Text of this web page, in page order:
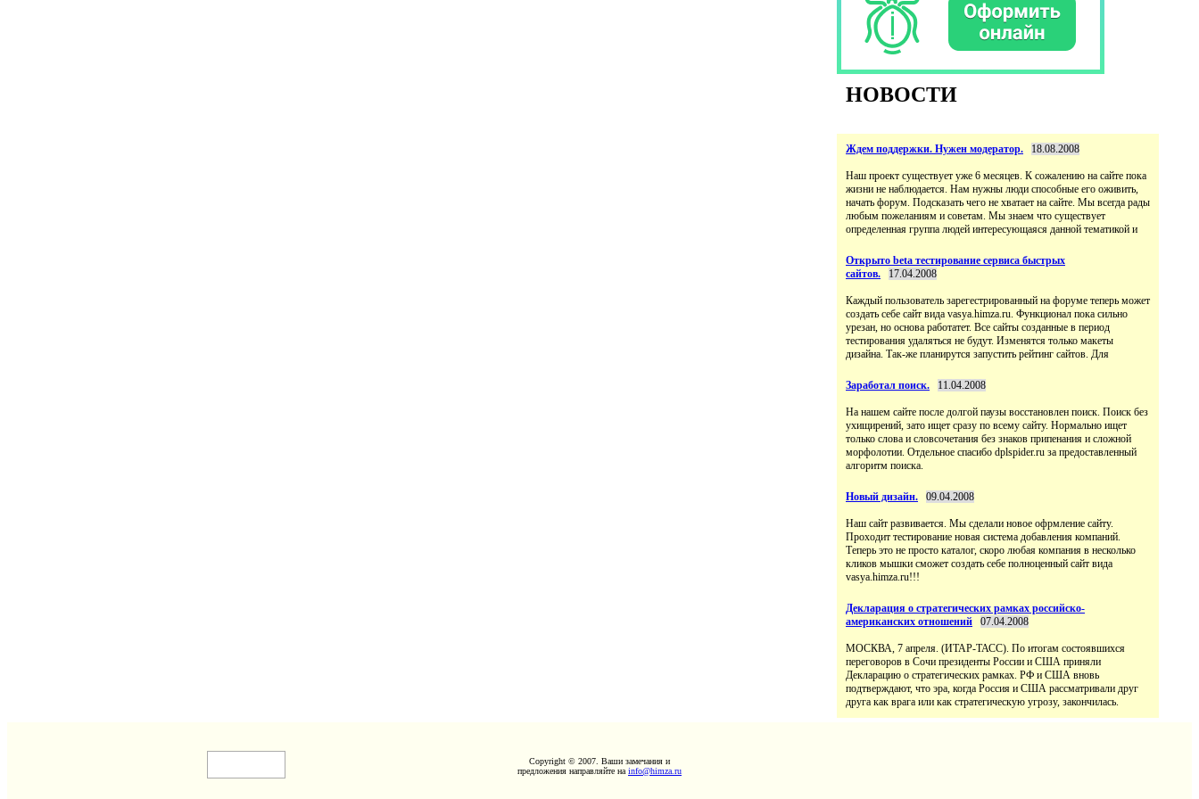
НОВОСТИ
Ждем поддержки. Нужен модератор. 18.08.2008
Наш проект существует уже 6 месяцев. К сожалению на сайте пока
жизни не наблюдается. Нам нужны люди способные его оживить,
начать форум. Подсказать чего не хватает на сайте. Мы всегда рады
любым пожеланиям и советам. Мы знаем что существует
определенная группа людей интересующаяся данной тематикой и
Открыто beta тестирование сервиса быстрых
сайтов.
17.04.2008
Каждый пользователь зарегестрированный на форуме теперь может
создать себе сайт вида vasya.himza.ru. Функционал пока сильно
урезан, но основа работатет. Все сайты созданные в период
тестирования удаляться не будут. Изменятся только макеты
дизайна. Так-же планирутся запустить рейтинг сайтов. Для
Заработал поиск. 11.04.2008
На нашем сайте после долгой паузы восстановлен поиск. Поиск без
ухищирений, зато ищет сразу по всему сайту. Нормально ищет
только слова и словсочетания без знаков припенания и сложной
морфолотии. Отдельное спасибо dplspider.ru за предоставленный
алгоритм поиска.
Новый дизайн. 09.04.2008
Наш сайт развивается. Мы сделали новое офрмление сайту.
Проходит тестирование новая система добавления компаний.
Теперь это не просто каталог, скоро любая компания в несколько
кликов мышки сможет создать себе полноценный сайт вида
vasya.himza.ru!!!
Декларация о стратегических рамках российско-
американских отношений
07.04.2008
МОСКВА, 7 апреля. (ИТАР-ТАСС). По итогам состоявшихся
переговоров в Сочи президенты России и США приняли
Декларацию о стратегических рамках. РФ и США вновь
подтверждают, что эра, когда Россия и США рассматривали друг
друга как врага или как стратегическую угрозу, закончилась.
Copyright © 2007. Ваши замечания и
предложения направляйте на info@himza.ru